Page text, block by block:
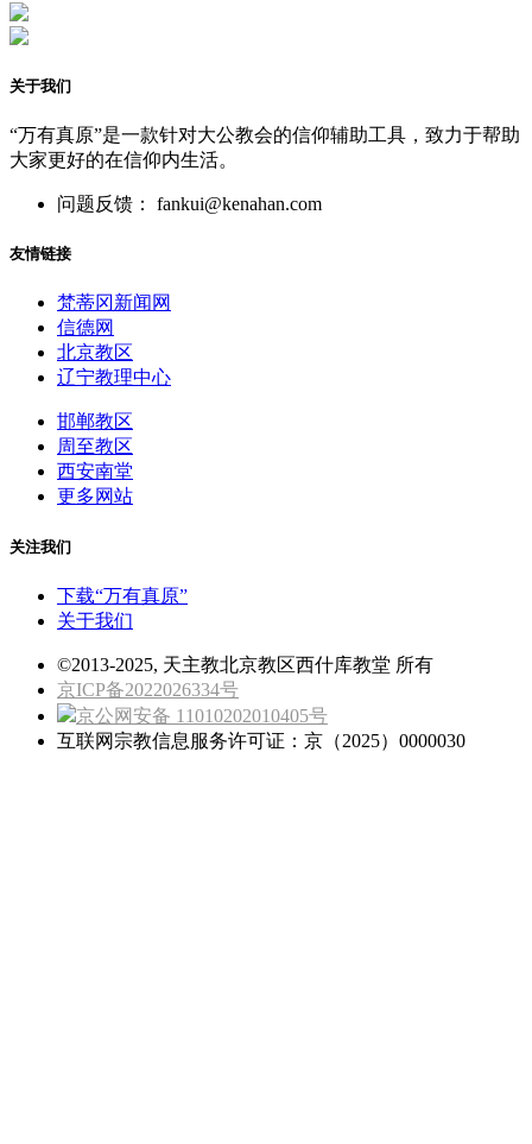
关于我们
“万有真原”是一款针对大公教会的信仰辅助工具，致力于帮助
大家更好的在信仰内生活。
问题反馈： fankui@kenahan.com
友情链接
梵蒂冈新闻网
信德网
北京教区
辽宁教理中心
邯郸教区
周至教区
西安南堂
更多网站
关注我们
下载“万有真原”
关于我们
©2013-2025, 天主教北京教区西什库教堂 所有
京ICP备2022026334号
京公网安备 11010202010405号
互联网宗教信息服务许可证：京（2025）0000030